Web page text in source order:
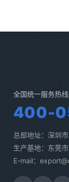
全国统一服务热线
400-
总部地址：深圳
生产基地：东莞
E-mail：